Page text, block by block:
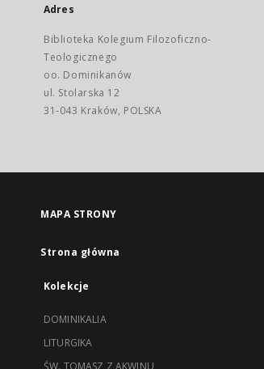
Adres
Biblioteka Kolegium Filozoficzno-
Teologicznego
oo. Dominikanów
ul. Stolarska 12
31-043 Kraków, POLSKA
MAPA STRONY
Strona główna
Kolekcje
DOMINIKALIA
LITURGIKA
ŚW. TOMASZ Z AKWINU